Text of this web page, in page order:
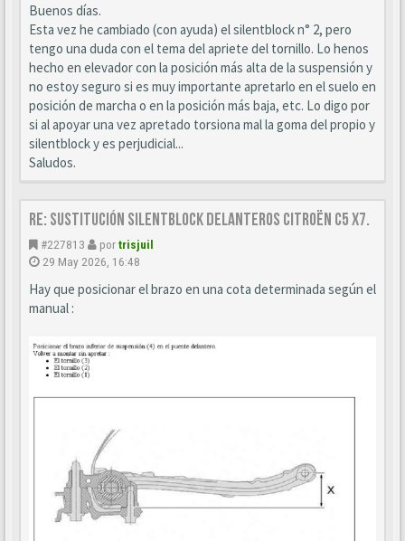
Buenos días.
Esta vez he cambiado (con ayuda) el silentblock n° 2, pero
tengo una duda con el tema del apriete del tornillo. Lo henos
hecho en elevador con la posición más alta de la suspensión y
no estoy seguro si es muy importante apretarlo en el suelo en
posición de marcha o en la posición más baja, etc. Lo digo por
si al apoyar una vez apretado torsiona mal la goma del propio y
silentblock y es perjudicial...
Saludos.
Re: Sustitución SILENTBLOCK delanteros Citroën C5 X7.
#227813 portrisjuil
29 May 2026, 16:48
Hay que posicionar el brazo en una cota determinada según el
manual :